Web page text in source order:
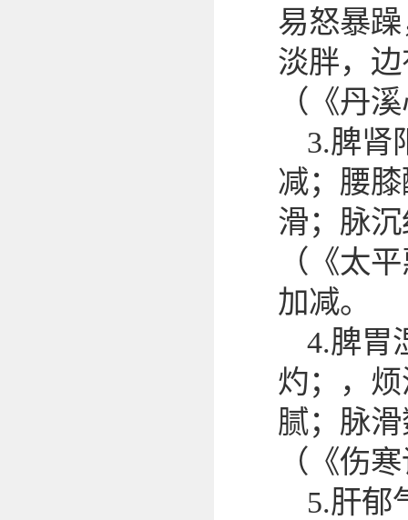
易怒暴
淡胖，
（《丹
3.脾肾
减；腰
滑；脉
（《太
加减。
4.脾胃
灼；，
腻；脉
（《伤
5.肝郁